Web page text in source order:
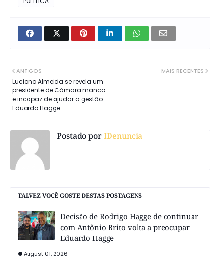
MAIS RECENTES
ANTIGOS
Luciano Almeida se revela um
presidente de Câmara manco
e incapaz de ajudar a gestão
Eduardo Hagge
Postado porIDenuncia
TALVEZ VOCÊ GOSTE DESTAS POSTAGENS
Decisão de Rodrigo Hagge de continuar
com Antônio Brito volta a preocupar
Eduardo Hagge
August 01, 2026